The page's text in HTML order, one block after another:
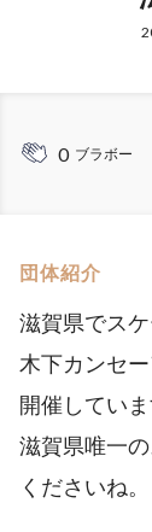
0 ブラボー
団体紹介
滋賀県でス
木下カンセ
開催していま
滋賀県唯一
くださいね。